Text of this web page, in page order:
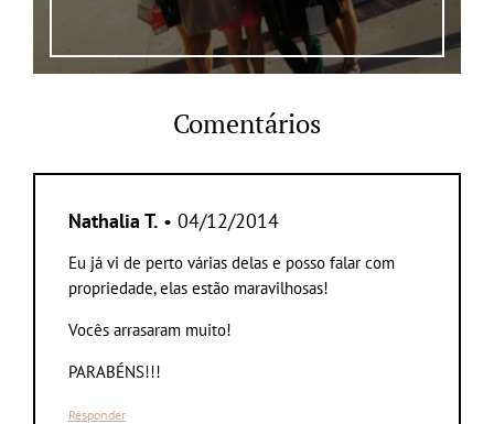
Comentários
Nathalia T. • 04/12/2014
Eu já vi de perto várias delas e posso falar com
propriedade, elas estão maravilhosas!
Vocês arrasaram muito!
PARABÉNS!!!
Responder